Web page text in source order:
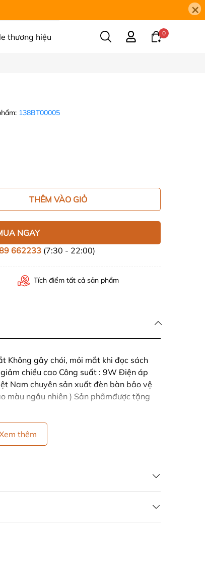
×
thương hiệu 0
138BT00005
THÊM VÀO GIỎ
NGAY
662233(7:30 - 22:00)
Tích điểm tất cả sản phẩm
Không gây chói, mỏi mắt khi đọc sách
chiều cao Công suất : 9W Điện áp
Nam chuyên sản xuất đèn bàn bảo vệ
màu ngẫu nhiên ) Sản phẩmđược tặng
thêm